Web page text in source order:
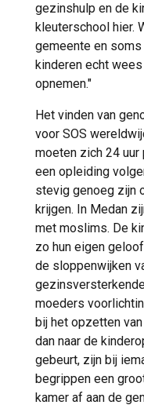
gezinshulp en de
kleuterschool hier.
gemeente en
kinderen echt
opnemen."
Het vinden van
voor SOS
moeten zich 24
een opleiding
stevig genoeg zijn
krijgen. In Medan
met moslims. De
zo hun eigen
de sloppenwijken
moeders
bij het opzetten
dan naar de
gebeurt, zijn bij
begrippen een
kamer af aan de